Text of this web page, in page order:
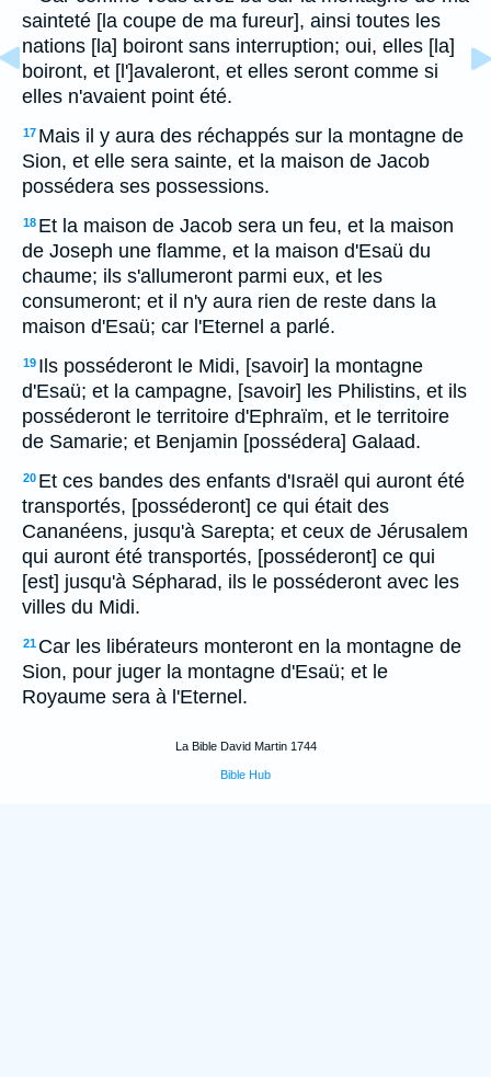
sainteté [la coupe de ma fureur], ainsi toutes les
nations [la] boiront sans interruption; oui, elles [la]
boiront, et [l']avaleront, et elles seront comme si
elles n'avaient point été.
17 Mais il y aura des réchappés sur la montagne de
Sion, et elle sera sainte, et la maison de Jacob
possédera ses possessions.
18 Et la maison de Jacob sera un feu, et la maison
de Joseph une flamme, et la maison d'Esaü du
chaume; ils s'allumeront parmi eux, et les
consumeront; et il n'y aura rien de reste dans la
maison d'Esaü; car l'Eternel a parlé.
19 Ils posséderont le Midi, [savoir] la montagne
d'Esaü; et la campagne, [savoir] les Philistins, et ils
posséderont le territoire d'Ephraïm, et le territoire
de Samarie; et Benjamin [possédera] Galaad.
20 Et ces bandes des enfants d'Israël qui auront été
transportés, [posséderont] ce qui était des
Cananéens, jusqu'à Sarepta; et ceux de Jérusalem
qui auront été transportés, [posséderont] ce qui
[est] jusqu'à Sépharad, ils le posséderont avec les
villes du Midi.
21 Car les libérateurs monteront en la montagne de
Sion, pour juger la montagne d'Esaü; et le
Royaume sera à l'Eternel.
La Bible David Martin 1744
Bible Hub